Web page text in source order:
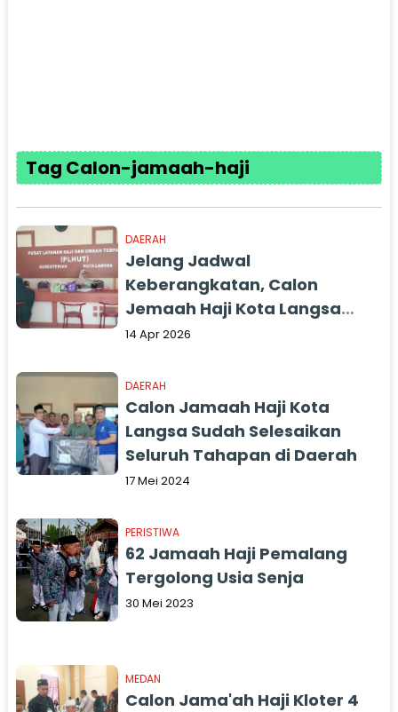
Tag Calon-jamaah-haji
DAERAH
Jelang Jadwal
Keberangkatan, Calon
Jemaah Haji Kota Langsa
Meninggal Dunia
14 Apr 2026
DAERAH
Calon Jamaah Haji Kota
Langsa Sudah Selesaikan
Seluruh Tahapan di Daerah
17 Mei 2024
PERISTIWA
62 Jamaah Haji Pemalang
Tergolong Usia Senja
30 Mei 2023
MEDAN
Calon Jama'ah Haji Kloter 4